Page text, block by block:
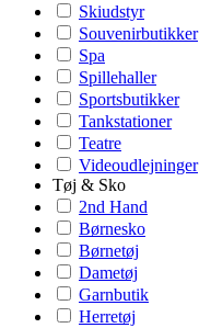
Skiudstyr
Souvenirbutikker
Spa
Spillehaller
Sportsbutikker
Tankstationer
Teatre
Videoudlejninger
Tøj & Sko
2nd Hand
Børnesko
Børnetøj
Dametøj
Garnbutik
Herretøj